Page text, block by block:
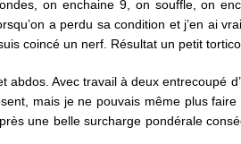
on enchaine 9, on souffle, on
a perdu sa condition et j’en ai
coincé un nerf. Résultat un petit
abdos. Avec travail à deux entrecoupé
mais je ne pouvais même plus
une belle surcharge pondérale